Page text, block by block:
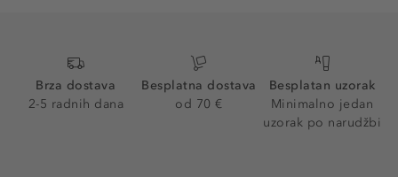
Brza dostava
2-5 radnih dana
Besplatna dostava
od 70 €
Besplatan uzorak
Minimalno jedan
uzorak po narudžbi